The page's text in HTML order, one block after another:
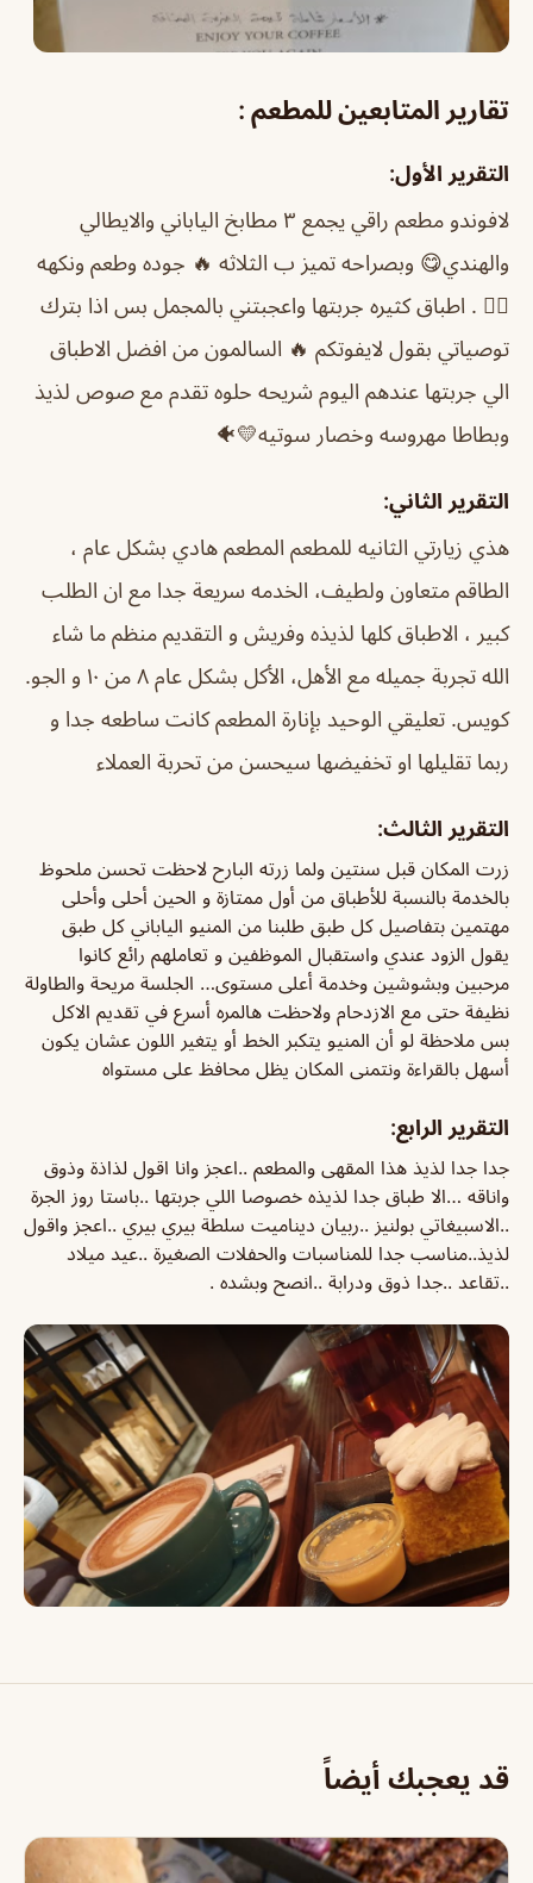
تقارير المتابعين للمطعم :
التقرير الأول:
لافوندو مطعم راقي يجمع ٣ مطابخ الياباني والايطالي
والهندي😋 وبصراحه تميز ب الثلاثه 🔥 جوده وطعم ونكهه
👍🏻 . اطباق كثيره جربتها واعجبتني بالمجمل بس اذا بترك
توصياتي بقول لايفوتكم 🔥 السالمون من افضل الاطباق
الي جربتها عندهم اليوم شريحه حلوه تقدم مع صوص لذيذ
وبطاطا مهروسه وخصار سوتيه💛🐠
التقرير الثاني:
هذي زيارتي الثانيه للمطعم المطعم هادي بشكل عام ،
الطاقم متعاون ولطيف، الخدمه سريعة جدا مع ان الطلب
كبير ، الاطباق كلها لذيذه وفريش و التقديم منظم ما شاء
الله
تجربة جميله مع الأهل، الأكل بشكل عام ٨ من ١٠ و الجو.
كويس. تعليقي الوحيد بإنارة المطعم كانت ساطعه جدا و
ربما تقليلها او تخفيضها سيحسن من تحربة العملاء
التقرير الثالث:
زرت المكان قبل سنتين ولما زرته البارح لاحظت تحسن ملحوظ
بالخدمة بالنسبة للأطباق من أول ممتازة و الحين أحلى وأحلى
مهتمين بتفاصيل كل طبق طلبنا من المنيو الياباني كل طبق
يقول الزود عندي واستقبال الموظفين و تعاملهم رائع كانوا
مرحبين وبشوشين وخدمة أعلى مستوى… الجلسة مريحة والطاولة
نظيفة حتى مع الازدحام ولاحظت هالمره أسرع في تقديم الاكل
بس ملاحظة لو أن المنيو يتكبر الخط أو يتغير اللون عشان يكون
أسهل بالقراءة ونتمنى المكان يظل محافظ على مستواه
التقرير الرابع:
جدا جدا لذيذ هذا المقهى والمطعم ..اعجز وانا اقول لذاذة وذوق
واناقه …الا طباق جدا لذيذه خصوصا اللي جربتها ..باستا روز الجرة
..الاسبيغاتي بولنيز ..ربيان ديناميت سلطة بيري بيري ..اعجز واقول
لذيذ..مناسب جدا للمناسبات والحفلات الصغيرة ..عيد ميلاد
..تقاعد ..جدا ذوق ودرابة ..انصح وبشده .
قد يعجبك أيضاً